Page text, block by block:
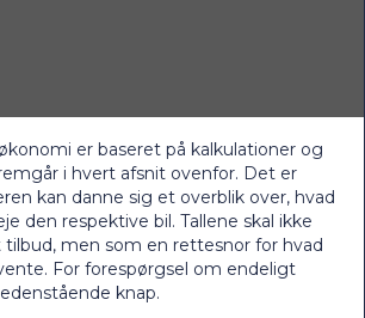
er baseret på kalkulationer og
i hvert afsnit ovenfor. Det er
kan danne sig et overblik over, hvad
den respektive bil. Tallene skal ikke
men som en rettesnor for hvad
For forespørgsel om endeligt
knap.